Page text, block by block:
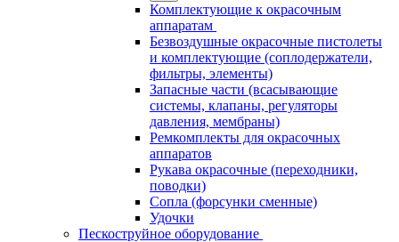
Комплектующие к окрасочным
аппаратам
Безвоздушные окрасочные пистолеты
и комплектующие (соплодержатели,
фильтры, элементы)
Запасные части (всасывающие
системы, клапаны, регуляторы
давления, мембраны)
Ремкомплекты для окрасочных
аппаратов
Рукава окрасочные (переходники,
поводки)
Сопла (форсунки сменные)
Удочки
Пескоструйное оборудование